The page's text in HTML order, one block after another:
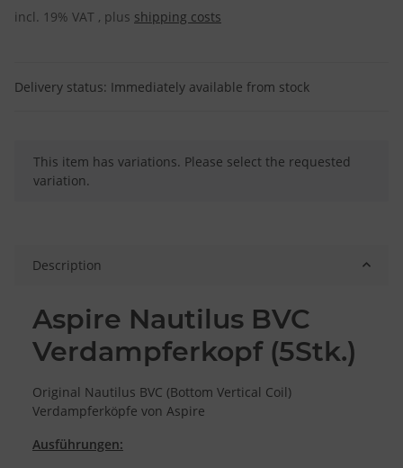
incl. 19% VAT , plus shipping costs
Delivery status: Immediately available from stock
x
This item has variations. Please select the requested
variation.
Description
Aspire Nautilus BVC
Verdampferkopf (5Stk.)
Original Nautilus BVC (Bottom Vertical Coil)
Verdampferköpfe von Aspire
Ausführungen: